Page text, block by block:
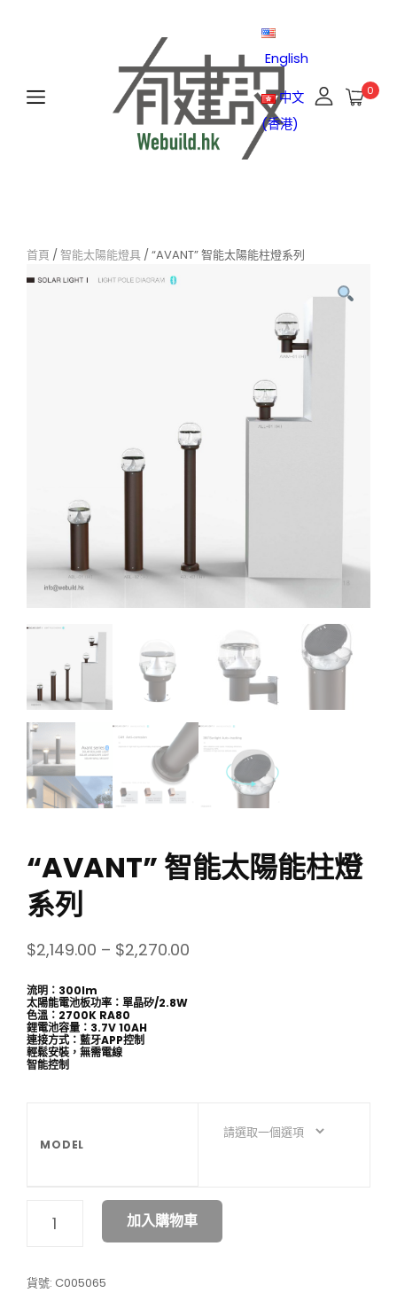
English
中文
(香港)
0
首頁 / 智能太陽能燈具 / “AVANT” 智能太陽能柱燈系列
“AVANT” 智能太陽能柱燈
系列
$2,149.00 – $2,270.00
流明：300lm
太陽能電池板功率：單晶矽/2.8W
色溫：2700K RA80
鋰電池容量：3.7V 10AH
連接方式：藍牙APP控制
輕鬆安裝，無需電線
智能控制
MODEL
陽
加入購物車
貨號: C005065